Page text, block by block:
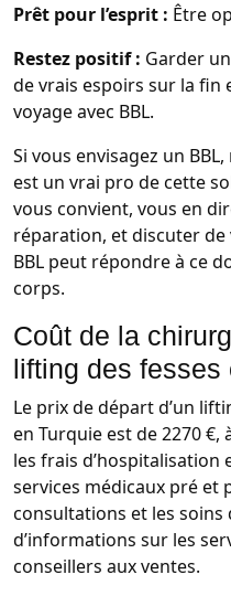
Prêt pour l’esprit : Être
Restez positif : Garder
de vrais espoirs sur la
voyage avec BBL.
Si vous envisagez un
est un vrai pro de cette
vous convient, vous en
réparation, et discuter
BBL peut répondre à ce
corps.
Coût de la
lifting des fesses
Le prix de départ d’un
en Turquie est de 2270 €,
les frais d’hospitalisation
services médicaux pré et
consultations et les soins
d’informations sur les
conseillers aux ventes.